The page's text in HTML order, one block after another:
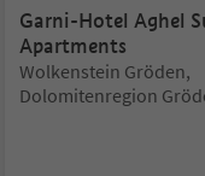
Garni-Hotel Aghel
Apartments
Standort:
Wolkenstein Gröden,
Dolomitenregion